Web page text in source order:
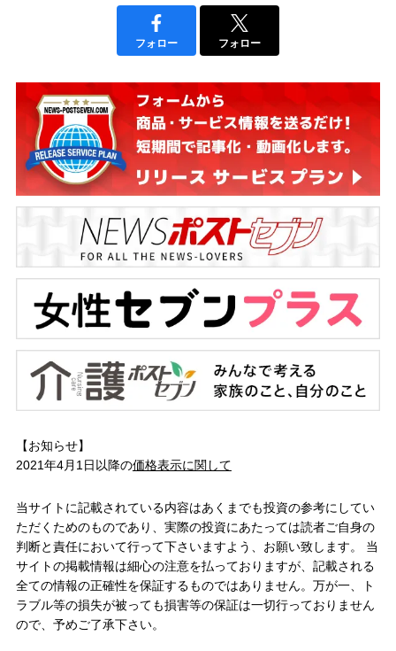
フォロー フォロー
【お知らせ】
2021年4月1日以降の価格表示に関して
当サイトに記載されている内容はあくまでも投資の参考にしてい
ただくためのものであり、実際の投資にあたっては読者ご自身の
判断と責任において行って下さいますよう、お願い致します。 当
サイトの掲載情報は細心の注意を払っておりますが、記載される
全ての情報の正確性を保証するものではありません。万が一、ト
ラブル等の損失が被っても損害等の保証は一切行っておりません
ので、予めご了承下さい。